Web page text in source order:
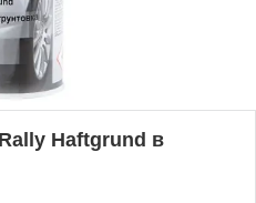
Haftgrund в